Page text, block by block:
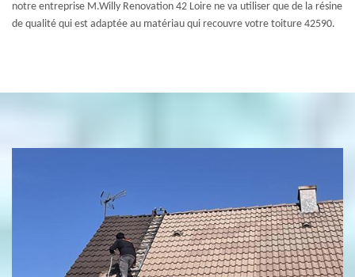
notre entreprise M.Willy Renovation 42 Loire ne va utiliser que de la résine
de qualité qui est adaptée au matériau qui recouvre votre toiture 42590.